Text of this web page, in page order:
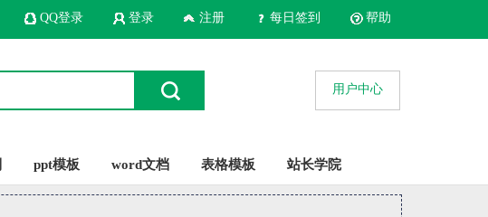
帮助
每日签到
注册
登录
QQ登录
用户中心
ppt模板 word文档 表格模板
站长学院